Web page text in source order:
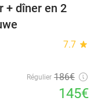
22%
+ dîner en 2
7.7 star
Régulier 186€
145€